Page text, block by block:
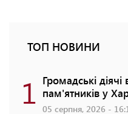
ТОП НОВИНИ
1 Громадські
пам'ятників у
05 серпня, 2026 -